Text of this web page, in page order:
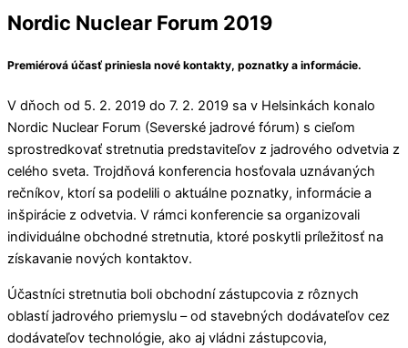
Nordic Nuclear Forum 2019
Premiérová účasť priniesla nové kontakty, poznatky a informácie.
V dňoch od 5. 2. 2019 do 7. 2. 2019 sa v Helsinkách konalo
Nordic Nuclear Forum (Severské jadrové fórum) s cieľom
sprostredkovať stretnutia predstaviteľov z jadrového odvetvia z
celého sveta. Trojdňová konferencia hosťovala uznávaných
rečníkov, ktorí sa podelili o aktuálne poznatky, informácie a
inšpirácie z odvetvia. V rámci konferencie sa organizovali
individuálne obchodné stretnutia, ktoré poskytli príležitosť na
získavanie nových kontaktov.
Účastníci stretnutia boli obchodní zástupcovia z rôznych
oblastí jadrového priemyslu – od stavebných dodávateľov cez
dodávateľov technológie, ako aj vládni zástupcovia,